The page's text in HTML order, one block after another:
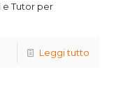
e Tutor per
Leggi tutto